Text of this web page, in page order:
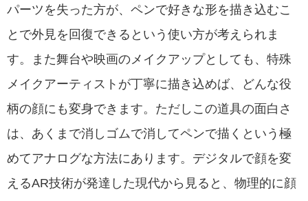
パーツを失った方が、ペンで好きな形を描き込むこ
とで外見を回復できるという使い方が考えられま
す。また舞台や映画のメイクアップとしても、特殊
メイクアーティストが丁寧に描き込めば、どんな役
柄の顔にも変身できます。ただしこの道具の面白さ
は、あくまで消しゴムで消してペンで描くという極
めてアナログな方法にあります。デジタルで顔を変
えるAR技術が発達した現代から見ると、物理的に顔